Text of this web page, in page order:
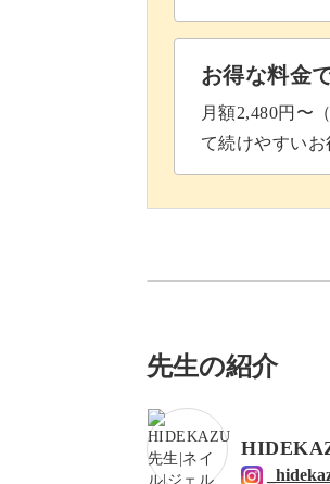
お得な料金
月額2,480円〜
て続けやすいお
先生の紹介